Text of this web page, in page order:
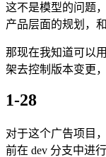
这不是模型的问题
产品层面的规划，
那现在我知道可以
架去控制版本变更
1-28
对于这个广告项目
前在 dev 分支中进